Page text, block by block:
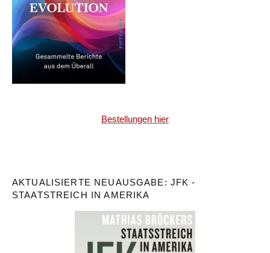
Bestellungen hier
AKTUALISIERTE NEUAUSGABE: JFK -
STAATSTREICH IN AMERIKA